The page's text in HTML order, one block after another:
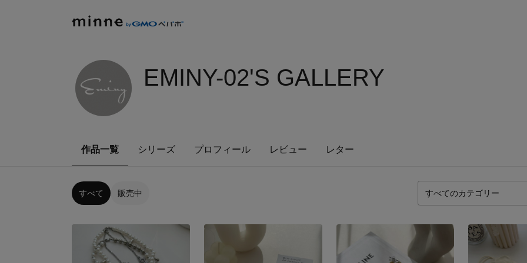
EMINY-02'S GALLERY
作品一覧 シリーズ プロフィール レビュー レター
すべて 販売中